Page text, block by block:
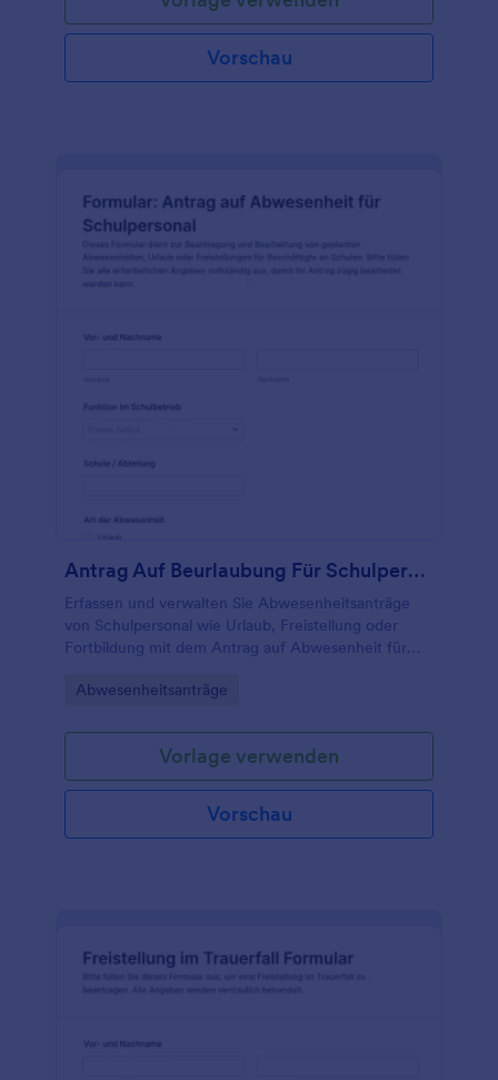
Vorschau
Antrag Auf Beurlaubung Für Schulpersonal
Erfassen und verwalten Sie Abwesenheitsanträge
von Schulpersonal wie Urlaub, Freistellung oder
Fortbildung mit dem Antrag auf Abwesenheit für
Abläufe in Schule und Verwaltung.
Go to Category:
Abwesenheitsanträge
Vorlage verwenden
Vorschau